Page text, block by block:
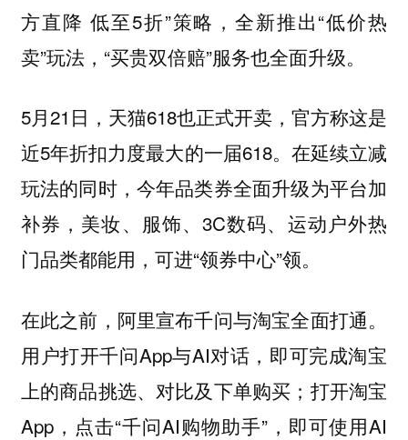
方直降 低至5折”策略，全新推出“低价热
卖”玩法，“买贵双倍赔”服务也全面升级。
5月21日，天猫618也正式开卖，官方称这是
近5年折扣力度最大的一届618。在延续立减
玩法的同时，今年品类券全面升级为平台加
补券，美妆、服饰、3C数码、运动户外热
门品类都能用，可进“领券中心”领。
在此之前，阿里宣布千问与淘宝全面打通。
用户打开千问App与AI对话，即可完成淘宝
上的商品挑选、对比及下单购买；打开淘宝
App，点击“千问AI购物助手”，即可使用AI